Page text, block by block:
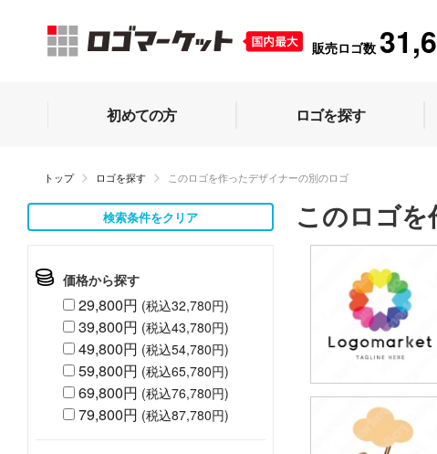
販売ロゴ数
初めての方 ロゴを探す
トップ ロゴを探す このロゴを作ったデザイナーの別のロゴ
検索条件をクリア
価格から探す
29,800円 (税込32,780円)
39,800円 (税込43,780円)
49,800円 (税込54,780円)
59,800円 (税込65,780円)
69,800円 (税込76,780円)
79,800円 (税込87,780円)
このロゴ
79,800円
(税込87,780円)